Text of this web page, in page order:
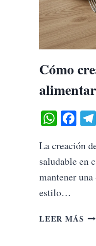
Cómo
La creación
saludable en
mantener
estilo…
LEER MÁS